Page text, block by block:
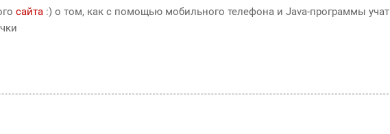
сайта :) о том, как с помощью мобильного телефона и Java-программы учат